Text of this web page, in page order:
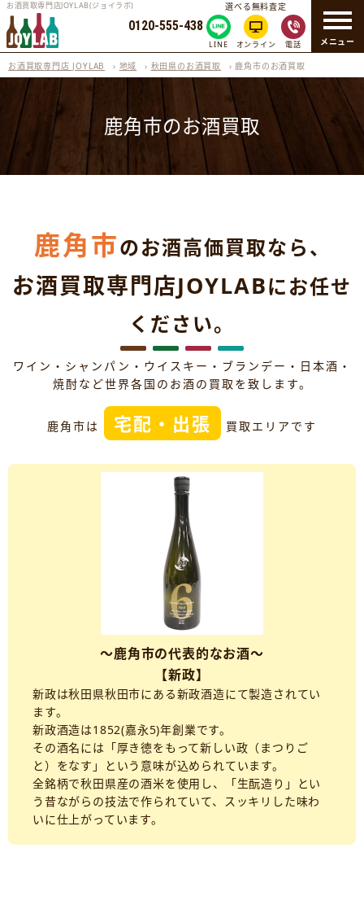
メニュー
お酒買取専門店JOYLAB(ジョイラボ)
0120-555-438
選べる無料査定
LINE オンライン 電話
お酒買取専門店 JOYLAB › 地域 › 秋田県のお酒買取 ›鹿角市のお酒買取
鹿角市のお酒買取
鹿角市のお酒高価買取なら、
お酒買取専門店JOYLABにお任せ
ください。
ワイン・シャンパン・ウイスキー・ブランデー・日本酒・
焼酎など世界各国のお酒の買取を致します。
鹿角市は 宅配・出張 買取エリアです
～鹿角市の代表的なお酒～
【新政】
新政は秋田県秋田市にある新政酒造にて製造されてい
ます。
新政酒造は1852(嘉永5)年創業です。
その酒名には「厚き徳をもって新しい政（まつりご
と）をなす」という意味が込められています。
全銘柄で秋田県産の酒米を使用し、「生酛造り」とい
う昔ながらの技法で作られていて、スッキリした味わ
いに仕上がっています。